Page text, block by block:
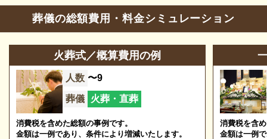
のある方でもわからないことが多いものです。少しで
も不安や心配事があれば、些細と思われることでも遠
で理解が進めば、必要・不要の判断もつきやすくなり
ます。
葬儀の相談 0120-24-1234
参列等のお問合せ
営業時間
定休日
※2024/09/07時点
葬儀の総額費用・料金シミュレーション
火葬式／概算費用の例
人数 〜9
葬儀 火葬・直葬
消費税を含めた総額の事例です。
金額は一例であり、条件により増減いたします。
消費税を含
金額は一例